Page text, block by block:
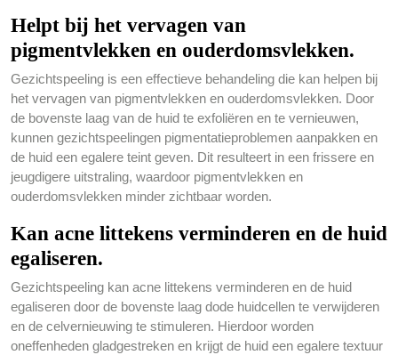
Helpt bij het vervagen van
pigmentvlekken en ouderdomsvlekken.
Gezichtspeeling is een effectieve behandeling die kan helpen bij
het vervagen van pigmentvlekken en ouderdomsvlekken. Door
de bovenste laag van de huid te exfoliëren en te vernieuwen,
kunnen gezichtspeelingen pigmentatieproblemen aanpakken en
de huid een egalere teint geven. Dit resulteert in een frissere en
jeugdigere uitstraling, waardoor pigmentvlekken en
ouderdomsvlekken minder zichtbaar worden.
Kan acne littekens verminderen en de huid
egaliseren.
Gezichtspeeling kan acne littekens verminderen en de huid
egaliseren door de bovenste laag dode huidcellen te verwijderen
en de celvernieuwing te stimuleren. Hierdoor worden
oneffenheden gladgestreken en krijgt de huid een egalere textuur